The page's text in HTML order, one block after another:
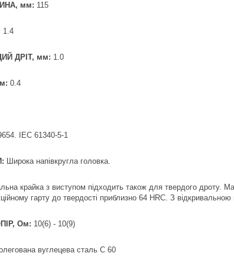
мм: 115
1.4
ДРІТ, мм: 1.0
0.4
IEC 61340-5-1
Широка напівкругла головка.
крайка з виступом підходить також для твердого дроту.
гарту до твердості приблизно 64 HRC. З
Ом: 10(6) - 10(9)
вуглецева сталь C 60